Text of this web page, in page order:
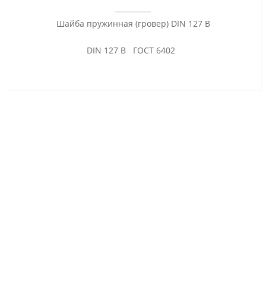
Шайба пружинная (гровер) DIN 127 B
DIN 127 B ГОСТ 6402